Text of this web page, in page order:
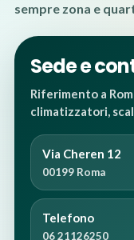
sempre zona e
Sede e
Riferimento a
climatizzatori,
Via Cheren 12
00199 Roma
Telefono
06 21126250